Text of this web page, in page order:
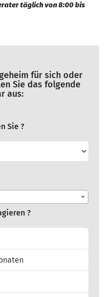
täglich von 8:00 bis
für sich oder
Sie das folgende
aus:
Sie ?
?